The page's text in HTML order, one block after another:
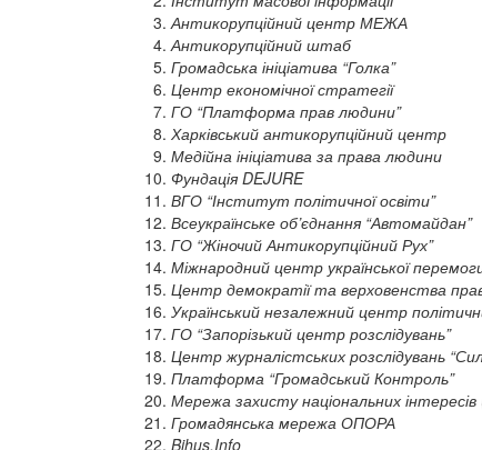
Антикорупційний центр МЕЖА
Антикорупційний штаб
Громадська ініціатива “Голка”
Центр економічної стратегії
ГО “Платформа прав людини”
Харківський антикорупційний центр
Медійна ініціатива за права людини
Фундація DEJURE
ВГО “Інститут політичної освіти”
Всеукраїнське об’єднання “Автомайдан”
ГО “Жіночий Антикорупційний Рух”
Міжнародний центр української
Центр демократії та верховенства
Український незалежний центр
ГО “Запорізький центр розслідувань”
Центр журналістських розслідувань
Платформа “Громадський Контроль”
Мережа захисту національних
Громадянська мережа ОПОРА
Bihus.Info